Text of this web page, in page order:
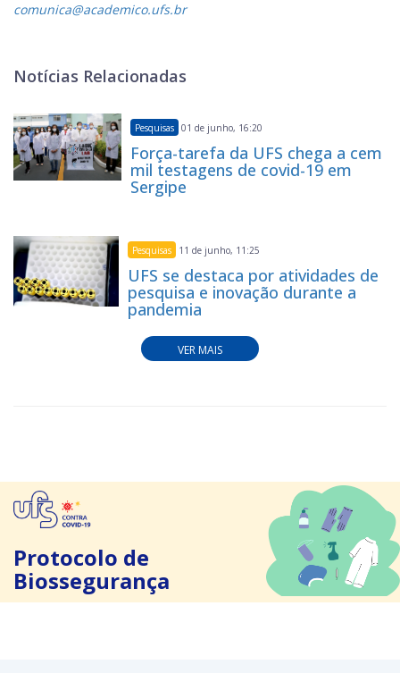
comunica@academico.ufs.br
Notícias Relacionadas
Pesquisas 01 de junho, 16:20
Força-tarefa da UFS chega a cem
mil testagens de covid-19 em
Sergipe
Pesquisas 11 de junho, 11:25
UFS se destaca por atividades de
pesquisa e inovação durante a
pandemia
VER MAIS
Protocolo de
Biossegurança